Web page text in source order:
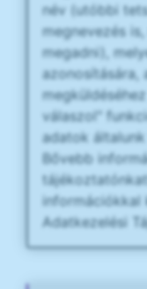
név (utóbbi
megnevezés
megadni),
azonosítására,
válaszol"
adatok általunk
Bővebb
információkkal
Adatkezelési